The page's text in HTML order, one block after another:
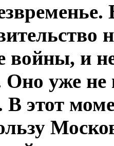
войны, и
уже не
этот